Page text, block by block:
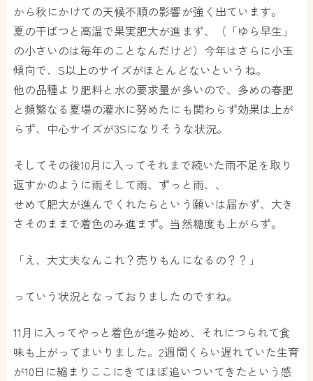
から秋にかけての天候不順の影響が強く出ています。
夏の干ばつと高温で果実肥大が進まず、（「ゆら早生」
の小さいのは毎年のことなんだけど）今年はさらに小玉
傾向で、S以上のサイズがほとんどないというね。
他の品種より肥料と水の要求量が多いので、多めの春肥
と頻繁なる夏場の灌水に努めたにも関わらず効果は上が
らず、中心サイズが3Sになりそうな状況。
そしてその後10月に入ってそれまで続いた雨不足を取り
返すかのように雨そして雨、ずっと雨、、
せめて肥大が進んでくれたらという願いは届かず、大き
さそのままで着色のみ進まず。当然糖度も上がらず。
「え、大丈夫なんこれ？売りもんになるの？？」
っていう状況となっておりましたのですね。
11月に入ってやっと着色が進み始め、それにつられて食
味も上がってまいりました。2週間くらい遅れていた生育
が10日に縮まりここにきてほぼ追いついてきたという感